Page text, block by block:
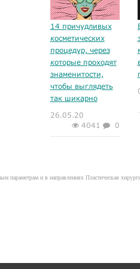
14 причудливых
косметических
процедур, через
которые проходят
знаменитости,
чтобы выглядеть
так шикарно
26.05.20
4041
0
параметрам и в направлениях Пластическая